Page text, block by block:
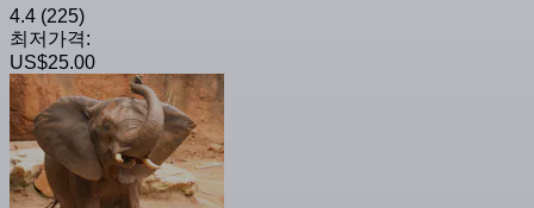
4.4 (225)
최저가격:
US$25.00